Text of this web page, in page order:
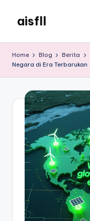
content
aisfll
Home Blog Berita
Negara di Era Terbarukan